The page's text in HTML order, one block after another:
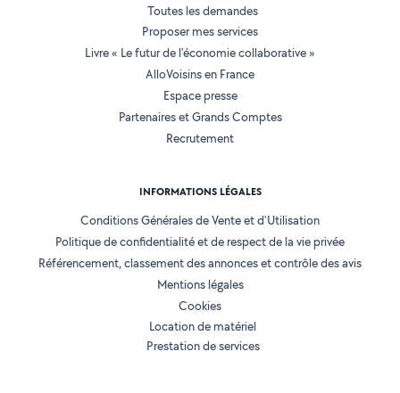
Toutes les demandes
Proposer mes services
Livre « Le futur de l'économie collaborative »
AlloVoisins en France
Espace presse
Partenaires et Grands Comptes
Recrutement
INFORMATIONS LÉGALES
Conditions Générales de Vente et d'Utilisation
Politique de confidentialité et de respect de la vie privée
Référencement, classement des annonces et contrôle des avis
Mentions légales
Cookies
Location de matériel
Prestation de services